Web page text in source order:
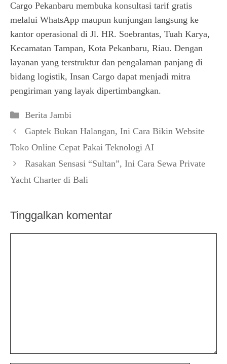
Cargo Pekanbaru membuka konsultasi tarif gratis
melalui WhatsApp maupun kunjungan langsung ke
kantor operasional di Jl. HR. Soebrantas, Tuah Karya,
Kecamatan Tampan, Kota Pekanbaru, Riau. Dengan
layanan yang terstruktur dan pengalaman panjang di
bidang logistik, Insan Cargo dapat menjadi mitra
pengiriman yang layak dipertimbangkan.
Kategori
Berita Jambi
Gaptek Bukan Halangan, Ini Cara Bikin Website
Toko Online Cepat Pakai Teknologi AI
Rasakan Sensasi “Sultan”, Ini Cara Sewa Private
Yacht Charter di Bali
Tinggalkan komentar